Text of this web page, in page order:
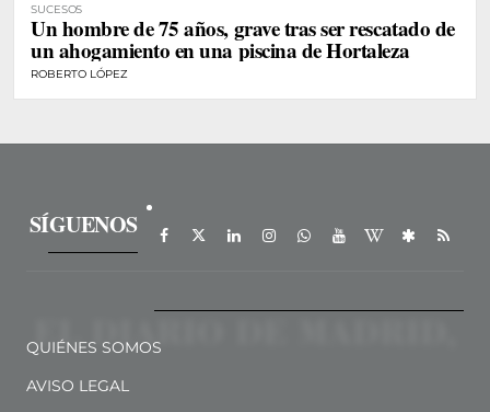
SUCESOS
Un hombre de 75 años, grave tras ser rescatado de
un ahogamiento en una piscina de Hortaleza
ROBERTO LÓPEZ
SÍGUENOS
QUIÉNES SOMOS
AVISO LEGAL